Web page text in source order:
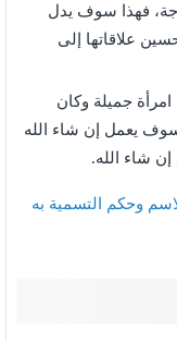
فهذا سوف يدل
علاقاتها إلى
جميلة وكان
سوف يعمل إن شاء الله
إن شاء الله.
وحكم التسمية به